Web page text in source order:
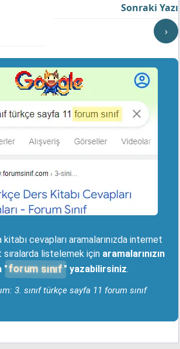
Sonraki Yazı
›
kitabı cevapları aramalarınızda internet
listelemek için aramalarınızın
" forum sınıf " yazabilirsiniz.
3. sınıf türkçe sayfa 11 forum sınıf